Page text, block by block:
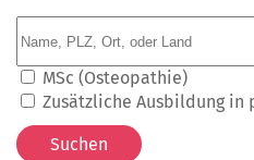
MSc (Osteopathie)
Zusätzliche Ausbildung